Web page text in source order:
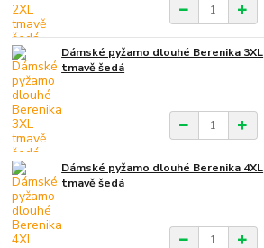
Dámské pyžamo dlouhé Berenika 3XL
tmavě šedá
Dámské pyžamo dlouhé Berenika 4XL
tmavě šedá